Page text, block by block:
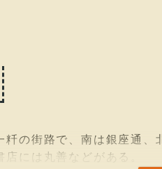
粁の街路で、南は銀座通
には丸善などがある。